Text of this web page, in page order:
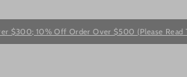
Pause
10% Off Order Over $500 (Please Read